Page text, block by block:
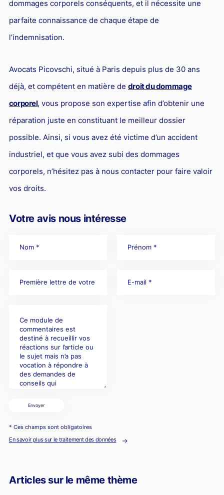
dommages corporels conséquents, et il nécessite une
parfaite connaissance de chaque étape de
l’indemnisation.
Avocats Picovschi, situé à Paris depuis plus de 30 ans
déjà, et compétent en matière de droit du dommage
corporel, vous propose son expertise afin d’obtenir une
réparation juste en constituant le meilleur dossier
possible. Ainsi, si vous avez été victime d’un accident
industriel, et que vous avez subi des dommages
corporels, n’hésitez pas à nous contacter pour faire valoir
vos droits.
Votre avis nous intéresse
Envoyer
* Ces champs sont obligatoires
En savoir plus sur le traitement des données
Articles sur le même thème